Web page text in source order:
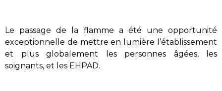
Le passage de la flamme a été une opportunité
exceptionnelle de mettre en lumière l’établissement
et plus globalement les personnes âgées, les
soignants, et les EHPAD.